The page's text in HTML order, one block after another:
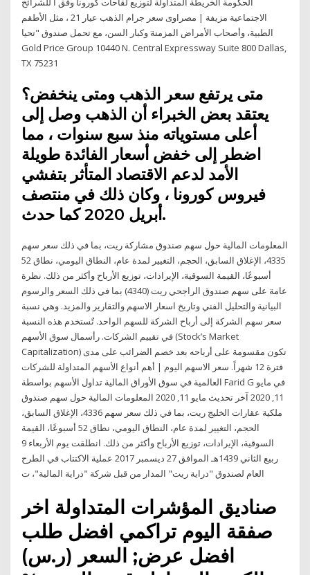
الاجتماعية مزيفة | مصراوى سعر جرام الذهب عيار 21 ، مثل الأطقم
الطبية، وأصحاب الأمراض المزمنة وكبار السن، مع تحمل صندوق "تحيا
Gold Price Group 10440 N. Central Expressway Suite 800 Dallas,
TX 75231
متى يرتفع سعر الذهب ومتى ينخفض؟
يعتقد بعض الخبراء أن الذهب وصل إلى
أعلى مستوياته منذ سبع سنوات ، مما
اضطر إلى خفض أسعار الفائدة طويلة
الأمد لدعم الاقتصاد المتأثر بتفشي
فيروس كورونا ، وكان ذلك في منتصف
أبريل 2020 كما حدث.
المعلومات المالية حول سهم صندوق مشاركة ريت، بما في ذلك سعر سهم
4335، الإغلاق السابق، الحجم، التغيير لمدة عام، النطاق اليومي، نطاق 52
أسبوعًا، القيمة السوقية، الإيرادات، توزيع الأرباح وأكثر من ذلك. نظرة
عامة على سهم صندوق الراجحي ريت (4340) بما في ذلك السعر والرسوم
البيانية والتحليل الفني وتاريخ اسعار الاسهم والتقارير والمزيد. وهي نسبة
سعر سهم الشركة إلى أرباح الشركة للسهم الواحد. تٌستخدم هذه النسبة
في تقييم الشركات. رأسمال سوق الأسهم (Stock’s Market
Capitalization) تكون مقسومة على أرباحه بعد خصم الضرائب على مدى
فترة 12 شهراً. سعر الاسهم اليوم | أهم أنواع الأسهم المتداولة للشركات
العالمية في سوق الأوراق المالية تداول الأسهم بواسطة Farid G في مايو
11, 2020 آخر تحديث مايو 11, 2020 المعلومات المالية حول سهم صندوق
ملكية عقارات الخليج ريت، بما في ذلك سعر سهم 4336، الإغلاق السابق،
الحجم، التغيير لمدة عام، النطاق اليومي، نطاق 52 أسبوعًا، القيمة
السوقية، الإيرادات، توزيع الأرباح وأكثر من ذلك. انطلقت يوم الأربعاء 9
ربيع الثاني 1439هـ الموافق 27 ديسمبر 2017 عملية الاكتتاب في الطرح
العام لصندوق "دراية ريت" المدار من قبل شركة "دراية المالية"، ت
صناديق المؤشرات المتداولة اخر
صفقة اليوم تراكمي افضل طلب
افضل عرض; السعر (ر.س)